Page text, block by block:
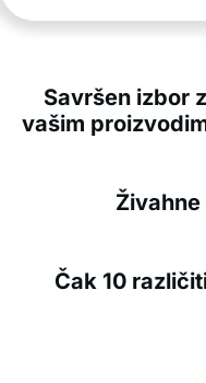
Savršen izbor
vašim
Čak 10